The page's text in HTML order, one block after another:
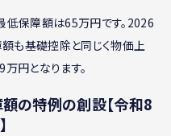
保障額は65万円です。2026
も基礎控除と同じく物価上
円となります。
の特例の創設【令和8